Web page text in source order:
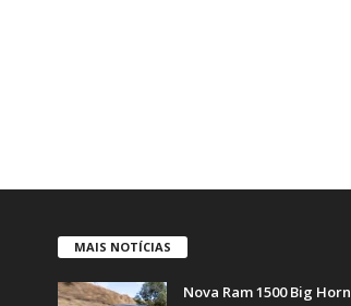
MAIS NOTÍCIAS
Nova Ram 1500 Big Horn